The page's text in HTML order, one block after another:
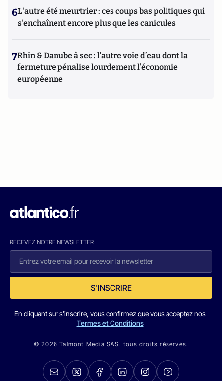
6L'autre été meurtrier : ces coups bas politiques qui
s'enchaînent encore plus que les canicules
7Rhin & Danube à sec : l’autre voie d’eau dont la
fermeture pénalise lourdement l’économie
européenne
RECEVEZ NOTRE NEWSLETTER
S'INSCRIRE
En cliquant sur s'inscrire, vous confirmez que vous acceptez nos
Termes et Conditions
© 2026 Talmont Media SAS. tous droits réservés.